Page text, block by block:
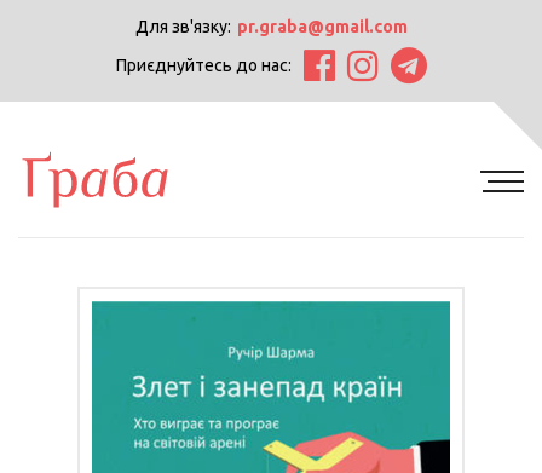
Для зв'язку: pr.graba@gmail.com
Приєднуйтесь до нас: